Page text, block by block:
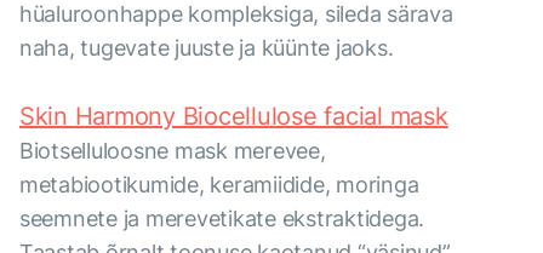
hüaluroonhappe kompleksiga, sileda särava
naha, tugevate juuste ja küünte jaoks.
Skin Harmony Biocellulose facial mask
Biotselluloosne mask merevee,
metabiootikumide, keramiidide, moringa
seemnete ja merevetikate ekstraktidega.